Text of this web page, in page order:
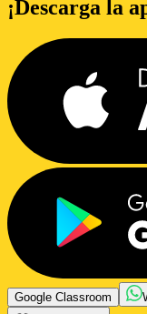
¡Descarga la
Google Classroom